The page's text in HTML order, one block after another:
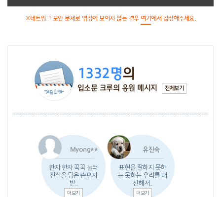
※네트워크 보안 문제로 영상이 보이지 않는 경우여기에서 감상해주세요.
1332명의
입소문 크루의 응원 메시지 전체보기
Myong**
한자 한자 꾹꾹 눌러
진심을 담은 손편지
받..
더보기
유진숙
표현을 잘하지 못하
는 못하는 우리를 대
신해서..
더보기